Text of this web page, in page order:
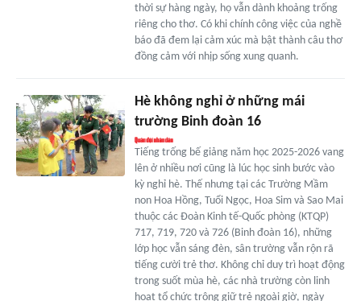
thời sự hàng ngày, họ vẫn dành khoảng trống
riêng cho thơ. Có khi chính công việc của nghề
báo đã đem lại cảm xúc mà bật thành câu thơ
đồng cảm với nhịp sống xung quanh.
Hè không nghỉ ở những mái
trường Binh đoàn 16
Tiếng trống bế giảng năm học 2025-2026 vang
lên ở nhiều nơi cũng là lúc học sinh bước vào
kỳ nghỉ hè. Thế nhưng tại các Trường Mầm
non Hoa Hồng, Tuổi Ngọc, Hoa Sim và Sao Mai
thuộc các Đoàn Kinh tế-Quốc phòng (KTQP)
717, 719, 720 và 726 (Binh đoàn 16), những
lớp học vẫn sáng đèn, sân trường vẫn rộn rã
tiếng cười trẻ thơ. Không chỉ duy trì hoạt động
trong suốt mùa hè, các nhà trường còn linh
hoạt tổ chức trông giữ trẻ ngoài giờ, ngày